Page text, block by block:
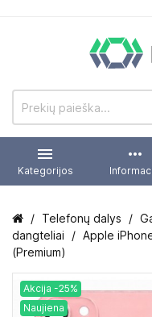

Kategorijos
more_horiz
Telefonų dalys
dangteliai
Apple
(Premium)
Akcija -25%
Naujiena